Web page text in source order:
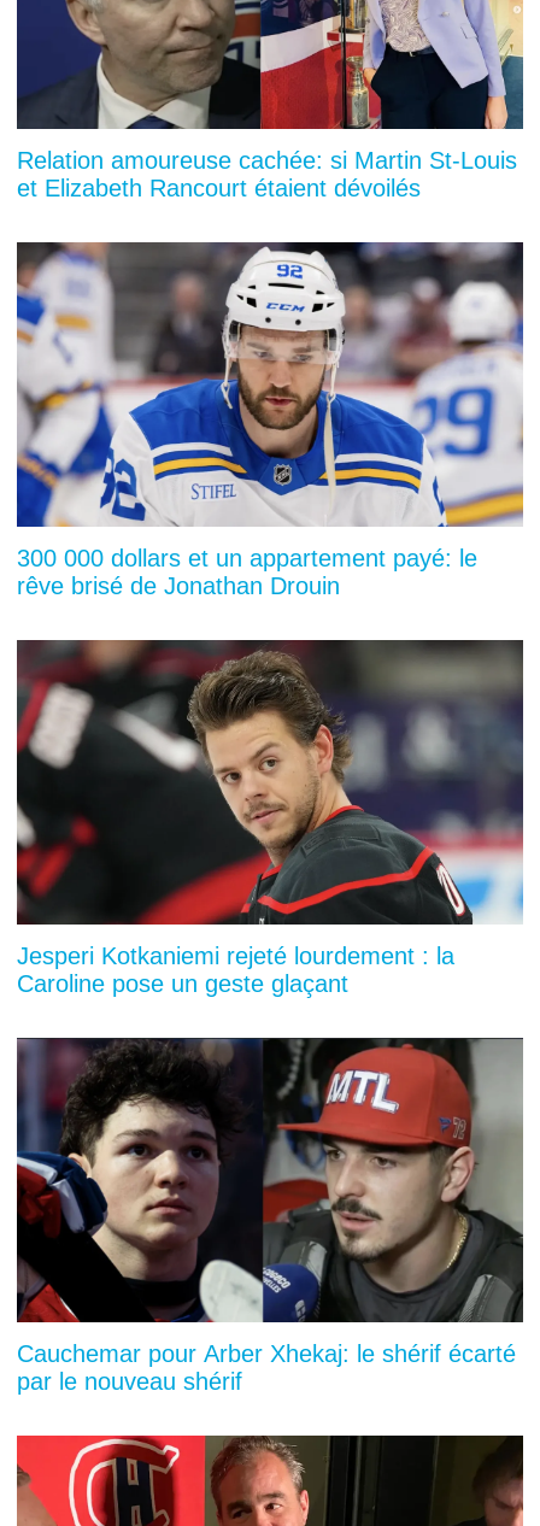
Relation amoureuse cachée: si Martin St-Louis
et Elizabeth Rancourt étaient dévoilés
300 000 dollars et un appartement payé: le
rêve brisé de Jonathan Drouin
Jesperi Kotkaniemi rejeté lourdement : la
Caroline pose un geste glaçant
Cauchemar pour Arber Xhekaj: le shérif écarté
par le nouveau shérif